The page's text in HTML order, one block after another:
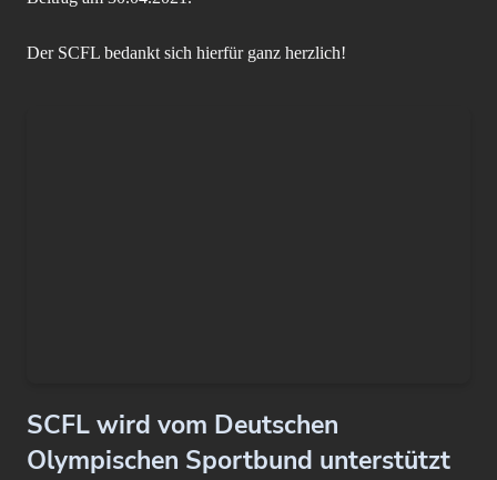
Der SCFL bedankt sich hierfür ganz herzlich!
SCFL wird vom Deutschen
Olympischen Sportbund unterstützt